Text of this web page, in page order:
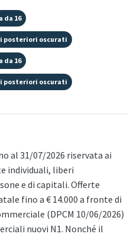
da 16
posteriori oscurati
da 16
posteriori oscurati
al 31/07/2026 riservata ai
individuali, liberi
e di capitali. Offerte
fino a € 14.000 a fronte di
(DPCM 10/06/2026)
nuovi N1. Nonché il